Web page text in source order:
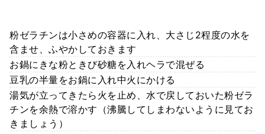
粉ゼラチンは小さめの容器に入れ、大さじ2程度の水を
含ませ、ふやかしておきます
お鍋にきな粉ときび砂糖を入れヘラで混ぜる
豆乳の半量をお鍋に入れ中火にかける
湯気が立ってきたら火を止め、水で戻しておいた粉ゼラ
チンを余熱で溶かす（沸騰してしまわないように見てお
きましょう）